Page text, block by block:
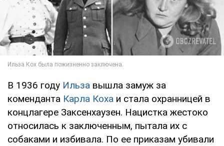
В 1936 году Ильза вышла замуж за
коменданта Карла Коха и стала охранницей в
концлагере Заксенхаузен. Нацистка жестоко
относилась к заключенным, пытала их с
собаками и избивала. По ее приказам убивали